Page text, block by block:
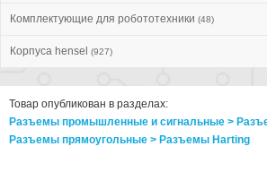
Комплектующие для робототехники (48)
Корпуса hensel (927)
Товар опубликован в разделах:
Разъемы промышленные и сигнальные >
Разъeмы прямоугольные > Разъeмы Harting